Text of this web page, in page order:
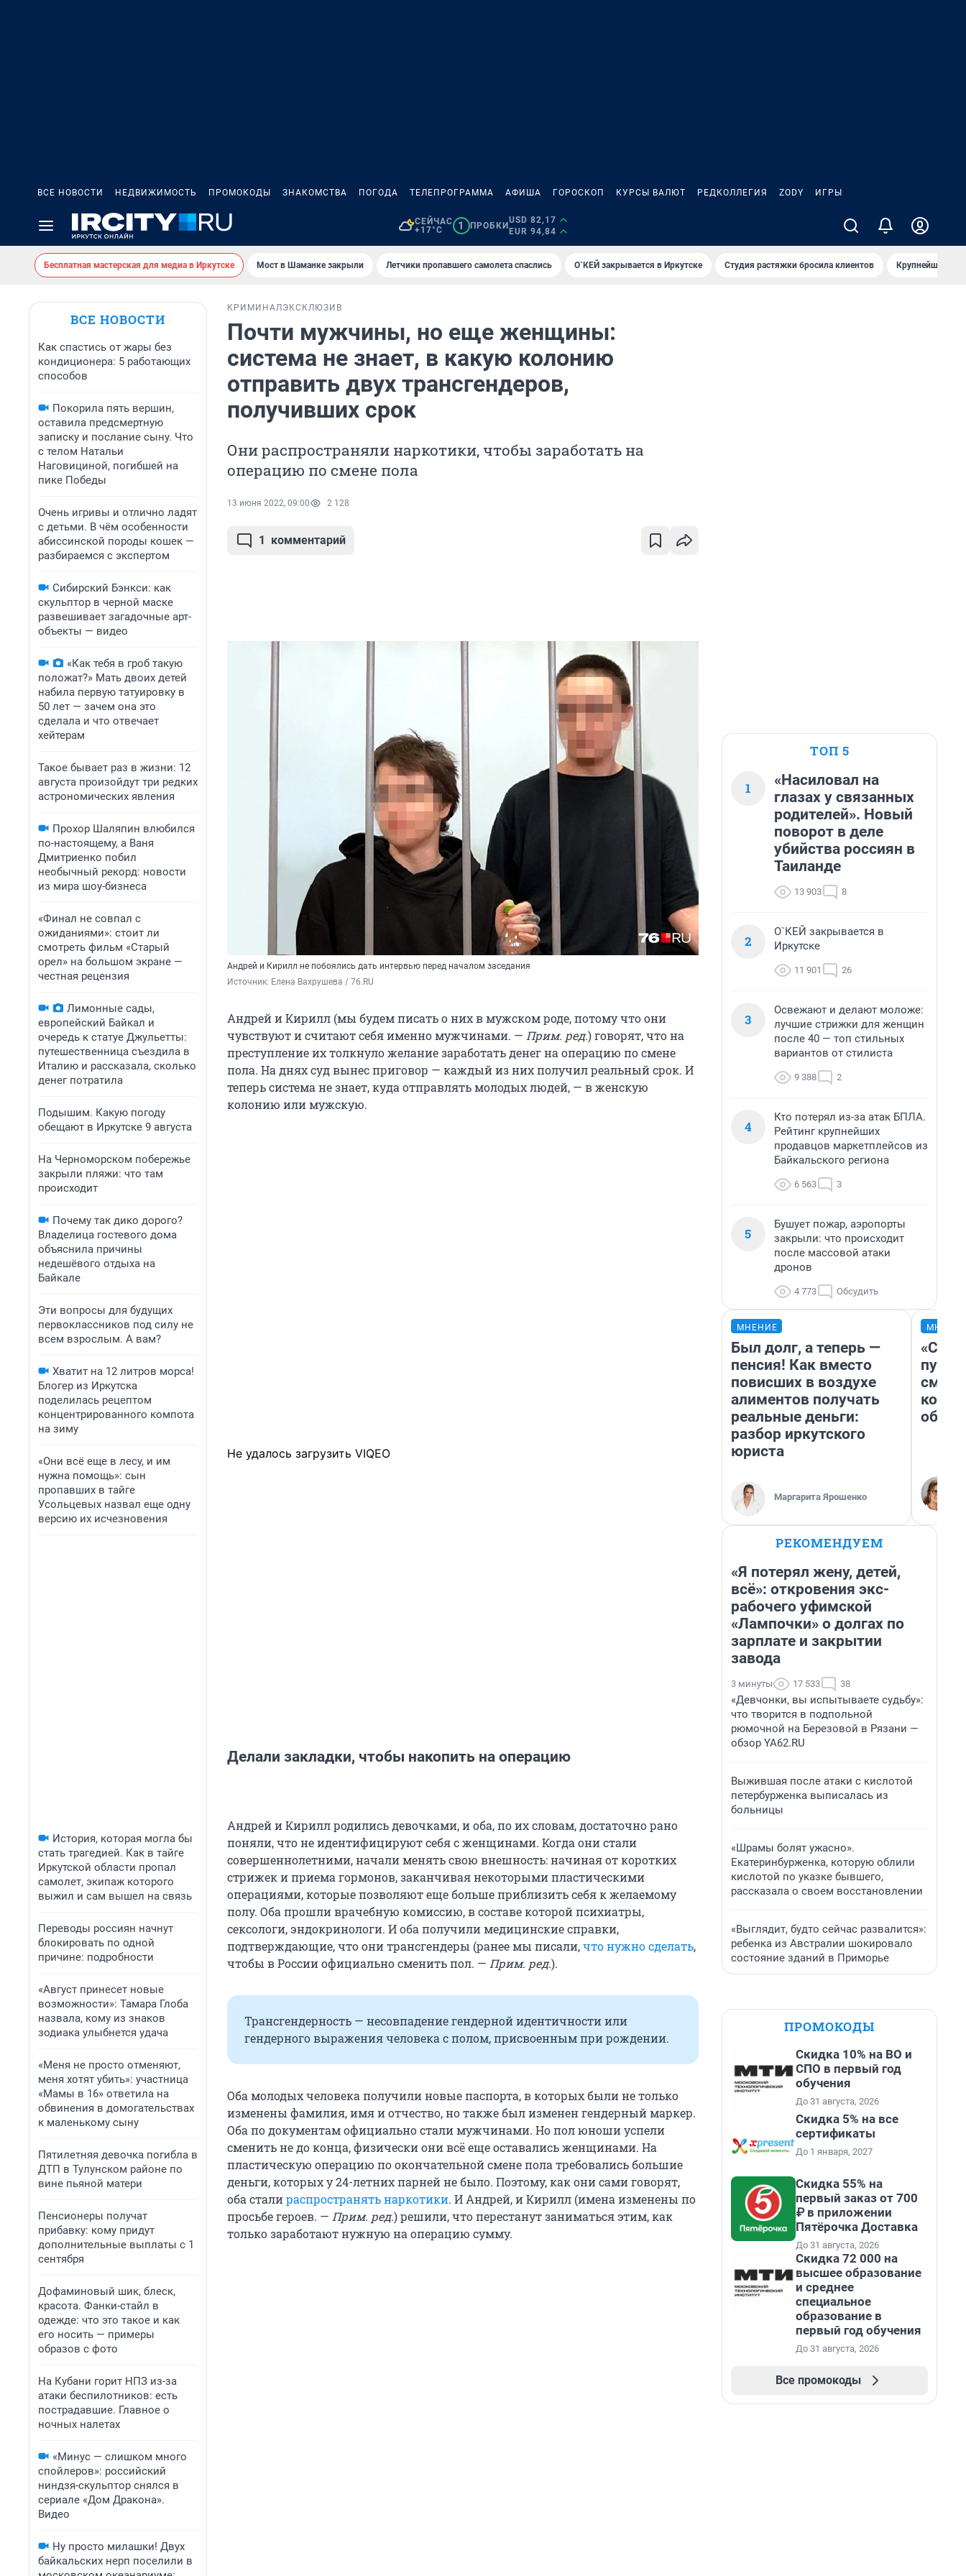
ВСЕ НОВОСТИ НЕДВИЖИМОСТЬ ПРОМОКОДЫ ЗНАКОМСТВА ПОГОДА ТЕЛЕПРОГРАММА АФИША ГОРОСКОП КУРСЫ ВАЛЮТ РЕДКОЛЛЕГИЯ ZODY ИГРЫ
СЕЙЧАС
+17°C
1 ПРОБКИ
USD 82,17
EUR 94,84
Бесплатная мастерская для медиа в Иркутске Мост в Шаманке закрыли Летчики пропавшего самолета спаслись О`КЕЙ закрывается в Иркутске Студия растяжки бросила клиентов Крупнейшие
ВСЕ НОВОСТИ
Как спастись от жары без
кондиционера: 5 работающих
способов
Покорила пять вершин,
оставила предсмертную
записку и послание сыну. Что
с телом Натальи
Наговициной, погибшей на
пике Победы
Очень игривы и отлично ладят
с детьми. В чём особенности
абиссинской породы кошек —
разбираемся с экспертом
Сибирский Бэнкси: как
скульптор в черной маске
развешивает загадочные арт-
объекты — видео
«Как тебя в гроб такую
положат?» Мать двоих детей
набила первую татуировку в
50 лет — зачем она это
сделала и что отвечает
хейтерам
Такое бывает раз в жизни: 12
августа произойдут три редких
астрономических явления
Прохор Шаляпин влюбился
по-настоящему, а Ваня
Дмитриенко побил
необычный рекорд: новости
из мира шоу-бизнеса
«Финал не совпал с
ожиданиями»: стоит ли
смотреть фильм «Старый
орел» на большом экране —
честная рецензия
Лимонные сады,
европейский Байкал и
очередь к статуе Джульетты:
путешественница съездила в
Италию и рассказала, сколько
денег потратила
Подышим. Какую погоду
обещают в Иркутске 9 августа
На Черноморском побережье
закрыли пляжи: что там
происходит
Почему так дико дорого?
Владелица гостевого дома
объяснила причины
недешёвого отдыха на
Байкале
Эти вопросы для будущих
первоклассников под силу не
всем взрослым. А вам?
Хватит на 12 литров морса!
Блогер из Иркутска
поделилась рецептом
концентрированного компота
на зиму
«Они всё еще в лесу, и им
нужна помощь»: сын
пропавших в тайге
Усольцевых назвал еще одну
версию их исчезновения
История, которая могла бы
стать трагедией. Как в тайге
Иркутской области пропал
самолет, экипаж которого
выжил и сам вышел на связь
Переводы россиян начнут
блокировать по одной
причине: подробности
«Август принесет новые
возможности»: Тамара Глоба
назвала, кому из знаков
зодиака улыбнется удача
«Меня не просто отменяют,
меня хотят убить»: участница
«Мамы в 16» ответила на
обвинения в домогательствах
к маленькому сыну
Пятилетняя девочка погибла в
ДТП в Тулунском районе по
вине пьяной матери
Пенсионеры получат
прибавку: кому придут
дополнительные выплаты с 1
сентября
Дофаминовый шик, блеск,
красота. Фанки-стайл в
одежде: что это такое и как
его носить — примеры
образов с фото
На Кубани горит НПЗ из-за
атаки беспилотников: есть
пострадавшие. Главное о
ночных налетах
«Минус — слишком много
спойлеров»: российский
ниндзя-скульптор снялся в
сериале «Дом Дракона».
Видео
Ну просто милашки! Двух
байкальских нерп поселили в
КРИМИНАЛ ЭКСКЛЮЗИВ
Почти мужчины, но еще женщины:
система не знает, в какую колонию
отправить двух трансгендеров,
получивших срок
Они распространяли наркотики, чтобы заработать на
операцию по смене пола
13 июня 2022, 09:00 2 128
1 комментарий
Андрей и Кирилл не побоялись дать интервью перед началом заседания
Источник: Елена Вахрушева / 76.RU
Андрей и Кирилл (мы будем писать о них в мужском роде, потому что они
чувствуют и считают себя именно мужчинами. — Прим. ред.) говорят, что на
преступление их толкнуло желание заработать денег на операцию по смене
пола. На днях суд вынес приговор — каждый из них получил реальный срок. И
теперь система не знает, куда отправлять молодых людей, — в женскую
колонию или мужскую.
Не удалось загрузить VIQEO
Делали закладки, чтобы накопить на операцию
Андрей и Кирилл родились девочками, и оба, по их словам, достаточно рано
поняли, что не идентифицируют себя с женщинами. Когда они стали
совершеннолетними, начали менять свою внешность: начиная от коротких
стрижек и приема гормонов, заканчивая некоторыми пластическими
операциями, которые позволяют еще больше приблизить себя к желаемому
полу. Оба прошли врачебную комиссию, в составе которой психиатры,
сексологи, эндокринологи. И оба получили медицинские справки,
подтверждающие, что они трансгендеры (ранее мы писали,что нужно сделать,
чтобы в России официально сменить пол. — Прим. ред.).
Трансгендерность — несовпадение гендерной идентичности или
гендерного выражения человека с полом, присвоенным при рождении.
Оба молодых человека получили новые паспорта, в которых были не только
изменены фамилия, имя и отчество, но также был изменен гендерный маркер.
Оба по документам официально стали мужчинами. Но пол юноши успели
сменить не до конца, физически они всё еще оставались женщинами. На
пластическую операцию по окончательной смене пола требовались большие
деньги, которых у 24-летних парней не было. Поэтому, как они сами говорят,
оба сталираспространять наркотики. И Андрей, и Кирилл (имена изменены по
просьбе героев. — Прим. ред.) решили, что перестанут заниматься этим, как
только заработают нужную на операцию сумму.
ТОП 5
1
«Насиловал на
глазах у связанных
родителей». Новый
поворот в деле
убийства россиян в
Таиланде
13 903 8
2
О`КЕЙ закрывается в
Иркутске
11 901 26
3
Освежают и делают моложе:
лучшие стрижки для женщин
после 40 — топ стильных
вариантов от стилиста
9 388 2
4
Кто потерял из-за атак БПЛА.
Рейтинг крупнейших
продавцов маркетплейсов из
Байкальского региона
6 563 3
5
Бушует пожар, аэропорты
закрыли: что происходит
после массовой атаки
дронов
4 773 Обсудить
МНЕНИЕ
Был долг, а теперь —
пенсия! Как вместо
повисших в воздухе
алиментов получать
реальные деньги:
разбор иркутского
юриста
Маргарита Ярошенко
РЕКОМЕНДУЕМ
«Я потерял жену, детей,
всё»: откровения экс-
рабочего уфимской
«Лампочки» о долгах по
зарплате и закрытии
завода
3 минуты 17 533 38
«Девчонки, вы испытываете судьбу»:
что творится в подпольной
рюмочной на Березовой в Рязани —
обзор YA62.RU
Выжившая после атаки с кислотой
петербурженка выписалась из
больницы
«Шрамы болят ужасно».
Екатеринбурженка, которую облили
кислотой по указке бывшего,
рассказала о своем восстановлении
«Выглядит, будто сейчас развалится»:
ребенка из Австралии шокировало
состояние зданий в Приморье
ПРОМОКОДЫ
Скидка 10% на ВО и
СПО в первый год
обучения
До 31 августа, 2026
Скидка 5% на все
сертификаты
До 1 января, 2027
Скидка 55% на
первый заказ от 700
₽ в приложении
Пятёрочка Доставка
До 31 августа, 2026
Скидка 72 000 на
высшее образование
и среднее
специальное
образование в
первый год обучения
До 31 августа, 2026
Все промокоды